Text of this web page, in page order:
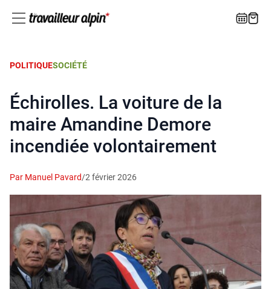
POLITIQUESOCIÉTÉ
Échirolles. La voiture de la
maire Amandine Demore
incendiée volontairement
Par Manuel Pavard/2 février 2026